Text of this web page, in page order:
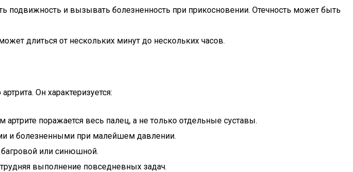
подвижность и вызывать болезненность при прикосновении. Отечность может быть
длиться от нескольких минут до нескольких часов.
Он характеризуется:
артрите поражается весь палец, а не только отдельные суставы.
и болезненными при малейшем давлении.
или синюшной.
выполнение повседневных задач.